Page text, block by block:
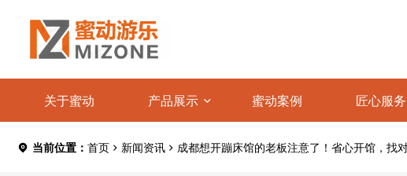
关于蜜动 产品展示 蜜动案例 匠心服务
当前位置： 首页 新闻资讯 成都想开蹦床馆的老板注意了！省心开馆，找